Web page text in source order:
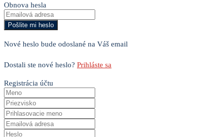
Obnova hesla
Nové heslo bude odoslané na Váš email
Dostali ste nové heslo? Prihláste sa
Registrácia účtu